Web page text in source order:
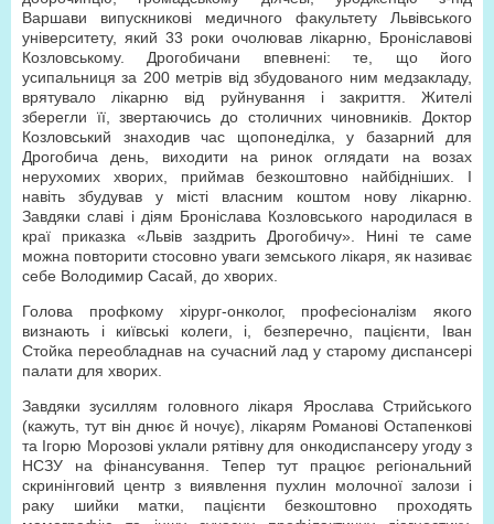
Варшави випускникові медичного факультету Львівського
університету, який 33 роки очолював лікарню, Броніславові
Козловському. Дрогобичани впевнені: те, що його
усипальниця за 200 метрів від збудованого ним медзакладу,
врятувало лікарню від руйнування і закриття. Жителі
зберегли її, звертаючись до столичних чиновників. Доктор
Козловський знаходив час щопонеділка, у базарний для
Дрогобича день, виходити на ринок оглядати на возах
нерухомих хворих, приймав безкоштовно найбідніших. І
навіть збудував у місті власним коштом нову лікарню.
Завдяки славі і діям Броніслава Козловського народилася в
краї приказка «Львів заздрить Дрогобичу». Нині те саме
можна повторити стосовно уваги земського лікаря, як називає
себе Володимир Сасай, до хворих.
Голова профкому хірург-онколог, професіоналізм якого
визнають і київські колеги, і, безперечно, пацієнти, Іван
Стойка переобладнав на сучасний лад у старому диспансері
палати для хворих.
Завдяки зусиллям головного лікаря Ярослава Стрийського
(кажуть, тут він днює й ночує), лікарям Романові Остапенкові
та Ігорю Морозові уклали рятівну для онкодиспансеру угоду з
НСЗУ на фінансування. Тепер тут працює регіональний
скринінговий центр з виявлення пухлин молочної залози і
раку шийки матки, пацієнти безкоштовно проходять